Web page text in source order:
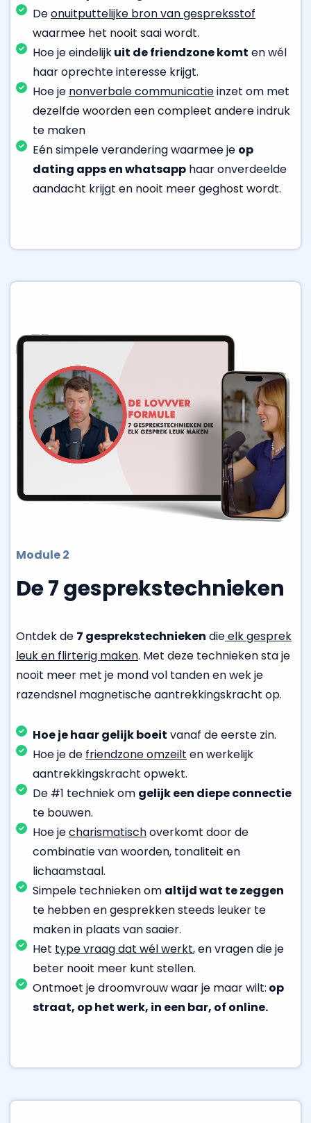
Deonuitputtelijke bron van gespreksstof
waarmee het nooit saai wordt.
Hoe je eindelijkuit de friendzone komt en wél
haar oprechte interesse krijgt.
Hoe je nonverbale communicatieinzet om met
dezelfde woorden een compleet andere indruk
te maken
Eén simpele verandering waarmee je op
dating apps en whatsapp haar onverdeelde
aandacht krijgt en nooit meer geghost wordt.
Module 2
De 7 gesprekstechnieken
Ontdek de 7 gesprekstechnieken dieelk gesprek
leuk en flirterig maken. Met deze technieken sta je
nooit meer met je mond vol tanden en wek je
razendsnel magnetische aantrekkingskracht op.
Hoe je haar gelijk boeit vanaf de eerste zin.
Hoe je de friendzone omzeilt en werkelijk
aantrekkingskracht opwekt.
De #1 techniek om gelijk een diepe connectie
te bouwen.
Hoe jecharismatischoverkomt door de
combinatie van woorden, tonaliteit en
lichaamstaal.
Simpele technieken om altijd wat te zeggen
te hebben en gesprekken steeds leuker te
maken in plaats van saaier.
Het type vraag dat wél werkt, en vragen die je
beter nooit meer kunt stellen.
Ontmoet je droomvrouw waar je maar wilt: op
straat, op het werk, in een bar, of online.